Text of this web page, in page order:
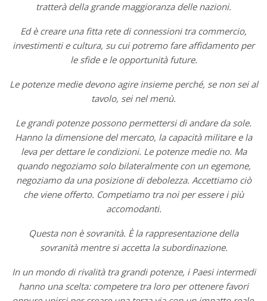
tratterà della grande maggioranza delle nazioni.
Ed è creare una fitta rete di connessioni tra commercio,
investimenti e cultura, su cui potremo fare affidamento per
le sfide e le opportunità future.
Le potenze medie devono agire insieme perché, se non sei al
tavolo, sei nel menù.
Le grandi potenze possono permettersi di andare da sole.
Hanno la dimensione del mercato, la capacità militare e la
leva per dettare le condizioni. Le potenze medie no. Ma
quando negoziamo solo bilateralmente con un egemone,
negoziamo da una posizione di debolezza. Accettiamo ciò
che viene offerto. Competiamo tra noi per essere i più
accomodanti.
Questa non è sovranità. È la rappresentazione della
sovranità mentre si accetta la subordinazione.
In un mondo di rivalità tra grandi potenze, i Paesi intermedi
hanno una scelta: competere tra loro per ottenere favori